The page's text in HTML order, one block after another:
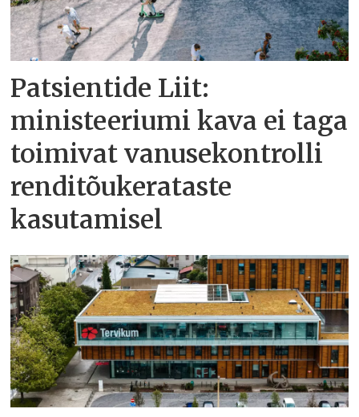
Patsientide Liit:
ministeeriumi kava ei taga
toimivat vanusekontrolli
renditõukerataste
kasutamisel